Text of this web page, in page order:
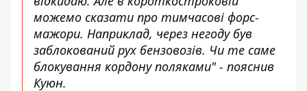
можемо сказати про тимчасові форс-
мажори. Наприклад, через негоду був
заблокований рух бензовозів. Чи те саме
блокування кордону поляками" - пояснив
Куюн.